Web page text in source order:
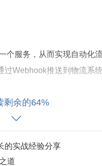
个服务，从而实现自动化
Webhook推送到物流系
你的网站与第三方支付平
剩余的64%
实战经验分享
道